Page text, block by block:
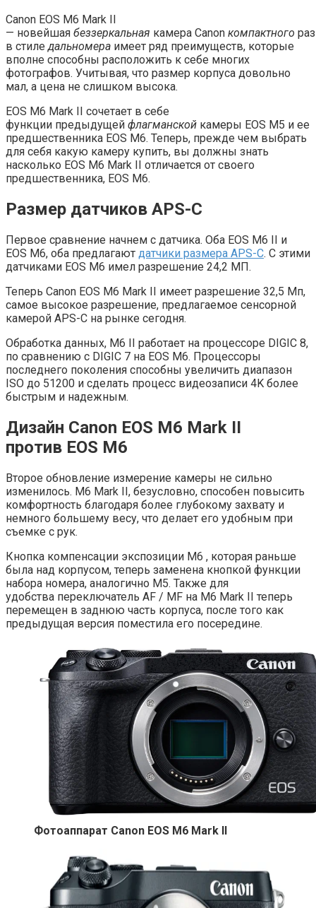
Canon EOS M6 Mark II
— новейшая беззеркальная камера Canon компактного
в стиледальномера имеет ряд преимуществ, которые
вполне способны расположить к себе многих
фотографов. Учитывая, что размер корпуса довольно
мал, а цена не слишком высока.
EOS M6 Mark II сочетает в себе
функции предыдущей флагманской камеры EOS M5 и ее
предшественника EOS M6. Теперь, прежде чем выбрать
для себя какую камеру купить, вы должны знать
насколько EOS M6 Mark II отличается от своего
предшественника, EOS M6.
Размер датчиков APS-C
Первое сравнение начнем с датчика. Оба EOS M6 II и
EOS M6, оба предлагают датчики размера APS-C. С этими
датчиками EOS M6 имел разрешение 24,2 МП.
Теперь Canon EOS M6 Mark II имеет разрешение 32,5 Мп,
самое высокое разрешение, предлагаемое сенсорной
камерой APS-C на рынке сегодня.
Обработка данных, M6 II работает на процессоре DIGIC 8,
по сравнению с DIGIC 7 на EOS M6. Процессоры
последнего поколения способны увеличить диапазон
ISO до 51200 и сделать процесс видеозаписи 4K более
быстрым и надежным.
Дизайн Canon EOS M6 Mark II
против EOS M6
Второе обновление измерение камеры не сильно
изменилось. M6 Mark II, безусловно, способен повысить
комфортность благодаря более глубокому захвату и
немного большему весу, что делает его удобным при
съемке с рук.
Кнопка компенсации экспозиции M6 , которая раньше
была над корпусом, теперь заменена кнопкой функции
набора номера, аналогично M5. Также для
удобства переключатель AF / MF на M6 Mark II теперь
перемещен в заднюю часть корпуса, после того как
предыдущая версия поместила его посередине.
Фотоаппарат Canon EOS M6 Mark II